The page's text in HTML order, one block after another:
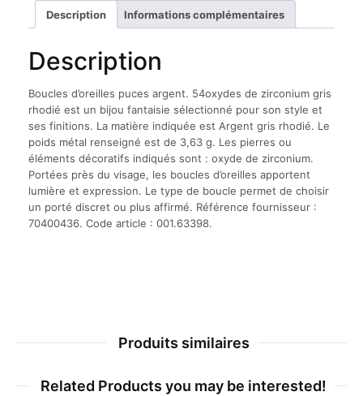
zirconium
rhodié
Description Informations complémentaires
Description
Boucles d’oreilles puces argent. 54oxydes de zirconium gris
rhodié est un bijou fantaisie sélectionné pour son style et
ses finitions. La matière indiquée est Argent gris rhodié. Le
poids métal renseigné est de 3,63 g. Les pierres ou
éléments décoratifs indiqués sont : oxyde de zirconium.
Portées près du visage, les boucles d’oreilles apportent
lumière et expression. Le type de boucle permet de choisir
un porté discret ou plus affirmé. Référence fournisseur :
70400436. Code article : 001.63398.
Produits similaires
Related Products you may be interested!